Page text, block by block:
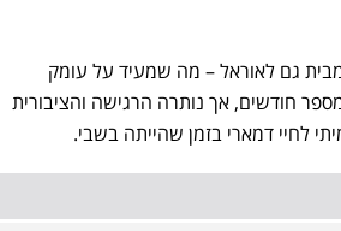
גם לאוראל – מה שמעיד על עומק
חודשים, אך נותרה הרגישה והציבורית
לחיי דמארי בזמן שהייתה בשבי.